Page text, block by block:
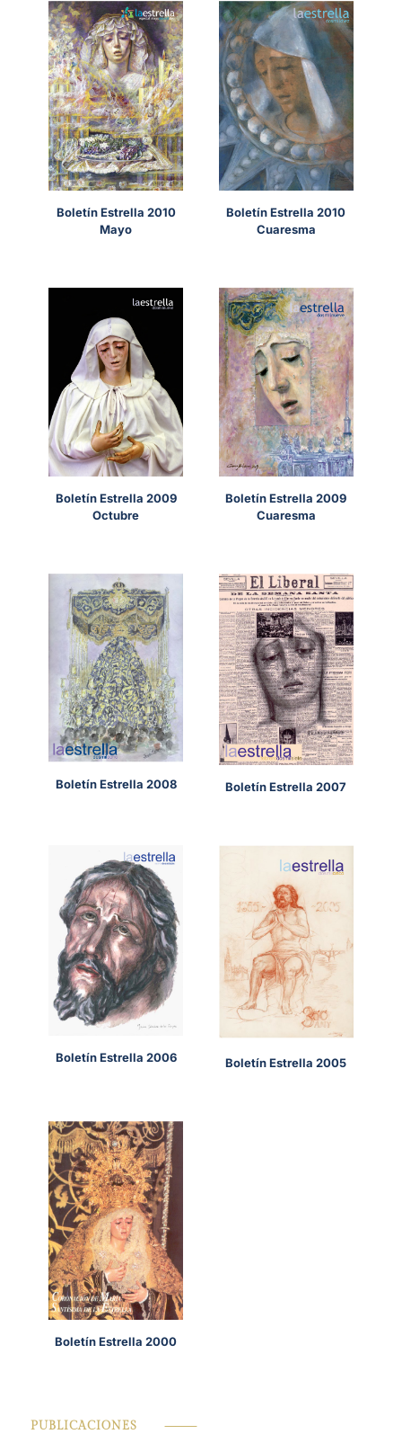
Boletín Estrella 2010
Mayo
Boletín Estrella 2010
Cuaresma
Boletín Estrella 2009
Octubre
Boletín Estrella 2009
Cuaresma
Boletín Estrella 2008 Boletín Estrella 2007
Boletín Estrella 2006 Boletín Estrella 2005
Boletín Estrella 2000
PUBLICACIONES ⸻